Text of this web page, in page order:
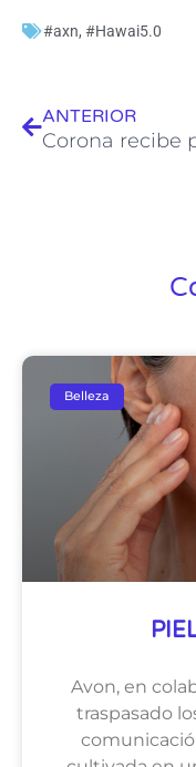
#axn, #Hawai5.0
ANTERIOR
Belleza
Avon, en
traspasado